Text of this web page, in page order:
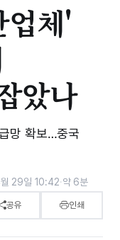
업체'
았나
망 확보…중국
29일 10:42·약 6분
공유 인쇄